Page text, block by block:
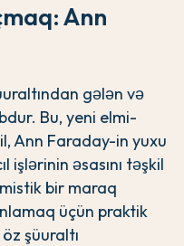
Ann
gələn və
Bu, yeni elmi-
Ann Faraday-in yuxu
işlərinin əsasını təşkil
bir maraq
üçün praktik
şüuraltı